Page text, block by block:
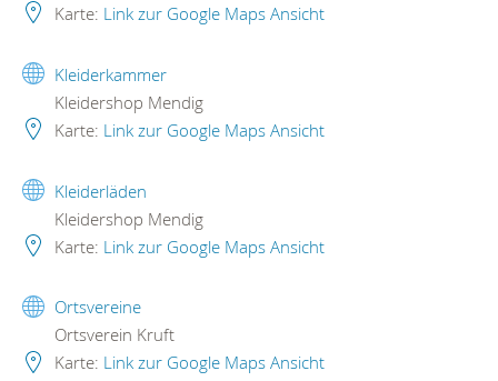
Karte: Link zur Google Maps Ansicht
Kleiderkammer
Kleidershop Mendig
Karte: Link zur Google Maps Ansicht
Kleiderläden
Kleidershop Mendig
Karte: Link zur Google Maps Ansicht
Ortsvereine
Ortsverein Kruft
Karte: Link zur Google Maps Ansicht